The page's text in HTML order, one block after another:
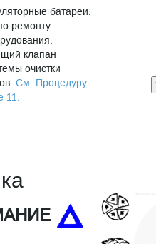
батареи.
ремонту
клапан
очистки
См. Процедуру
11.